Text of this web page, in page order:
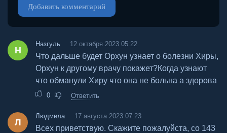
Добавить комментарий
Н
Назгуль 12 октября 2023 05:22
Что дальше будет Орхун узнает о болезни Хиры,
Орхун к другому врачу покажет?Когда узнают
что обманули Хиру что она не больна а здорова
0 Ответить
Л
Людмила 17 августа 2023 07:23
Всех приветствую. Скажите пожалуйста, со 143